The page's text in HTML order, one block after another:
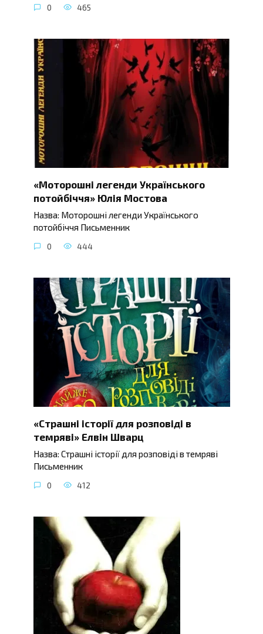
0 465
«Моторошні легенди Українського
потойбіччя» Юлія Мостова
Назва: Моторошні легенди Українського
потойбіччя Письменник
0 444
«Страшні історії для розповіді в
темряві» Елвін Шварц
Назва: Страшні історії для розповіді в темряві
Письменник
0 412